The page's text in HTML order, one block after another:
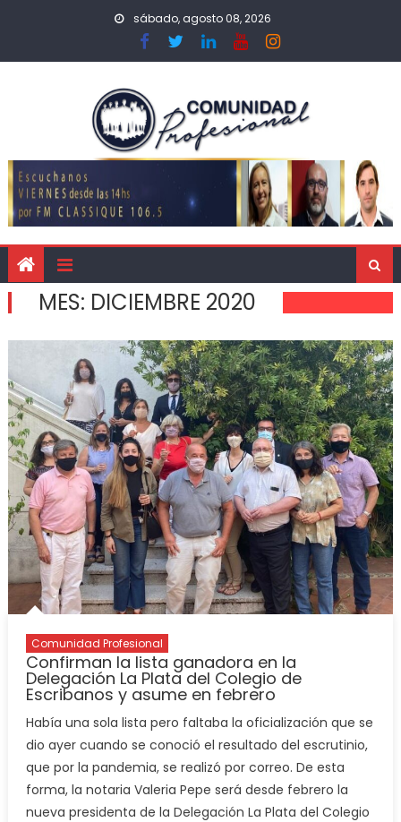
sábado, agosto 08, 2026
MES: DICIEMBRE 2020
Comunidad Profesional
Confirman la lista ganadora en la
Delegación La Plata del Colegio de
Escribanos y asume en febrero
Había una sola lista pero faltaba la oficialización que se
dio ayer cuando se conoció el resultado del escrutinio,
que por la pandemia, se realizó por correo. De esta
forma, la notaria Valeria Pepe será desde febrero la
nueva presidenta de la Delegación La Plata del Colegio